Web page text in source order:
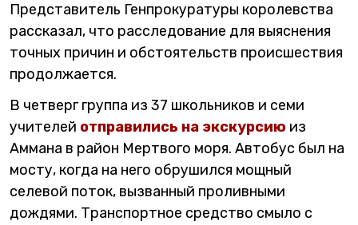
Представитель Генпрокуратуры королевства
рассказал, что расследование для выяснения
точных причин и обстоятельств происшествия
продолжается.
В четверг группа из 37 школьников и семи
учителей отправились на экскурсию из
Аммана в район Мертвого моря. Автобус был на
мосту, когда на него обрушился мощный
селевой поток, вызванный проливными
дождями. Транспортное средство смыло с